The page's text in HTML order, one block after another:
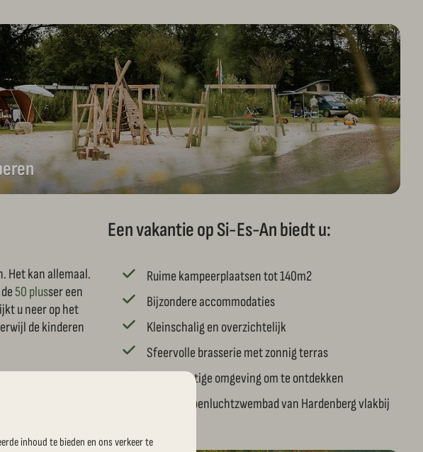
Het kan allemaal.
de50 plusser een
u neer op het
de kinderen
Een vakantie op Si-Es-An biedt u:
Ruime kampeerplaatsen tot 140m2
Bijzondere accommodaties
Kleinschalig en overzichtelijk
Sfeervolle brasserie met zonnig terras
Een prachtige omgeving om te ontdekken
Mooiste openluchtzwembad van Hardenberg vlakbij
inhoud te bieden en ons verkeer te